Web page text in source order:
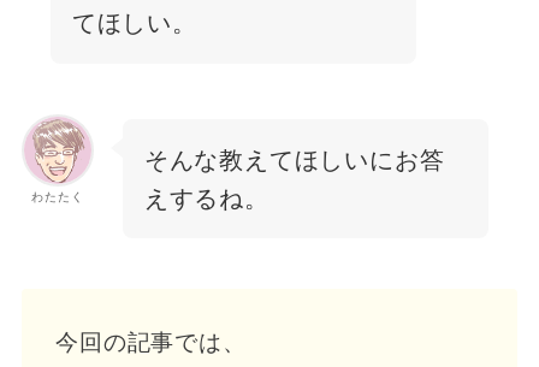
てほしい。
わたたく
そんな教えてほしいにお答
えするね。
今回の記事では、